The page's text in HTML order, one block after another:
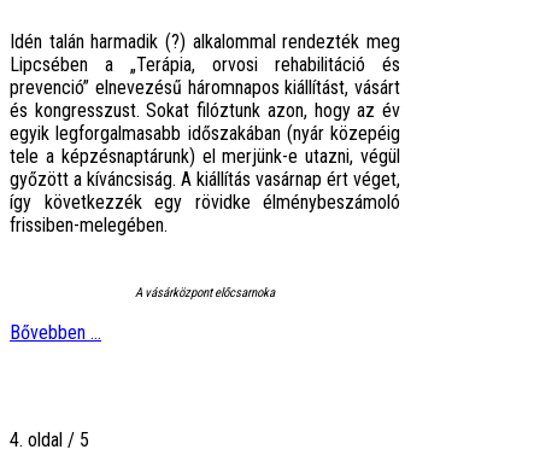
Idén talán harmadik (?) alkalommal rendezték meg
Lipcsében a „Terápia, orvosi rehabilitáció és
prevenció” elnevezésű háromnapos kiállítást, vásárt
és kongresszust. Sokat filóztunk azon, hogy az év
egyik legforgalmasabb időszakában (nyár közepéig
tele a képzésnaptárunk) el merjünk-e utazni, végül
győzött a kíváncsiság. A kiállítás vasárnap ért véget,
így következzék egy rövidke élménybeszámoló
frissiben-melegében.
A vásárközpont előcsarnoka
Bővebben ...
4. oldal / 5